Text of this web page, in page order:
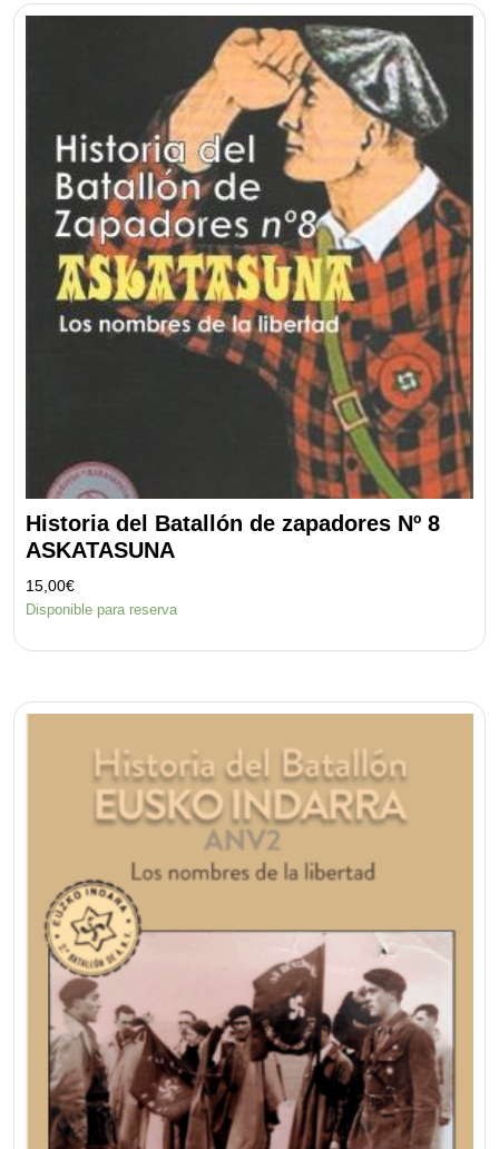
los
últimos
Historia del Batallón de zapadores Nº 8
ASKATASUNA
15,00€
Disponible para reserva